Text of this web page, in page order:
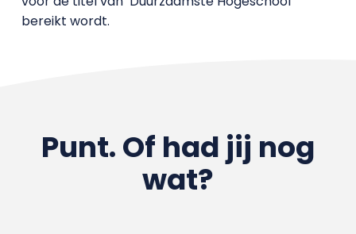
bereikt wordt.
Punt. Of had jij nog
wat?